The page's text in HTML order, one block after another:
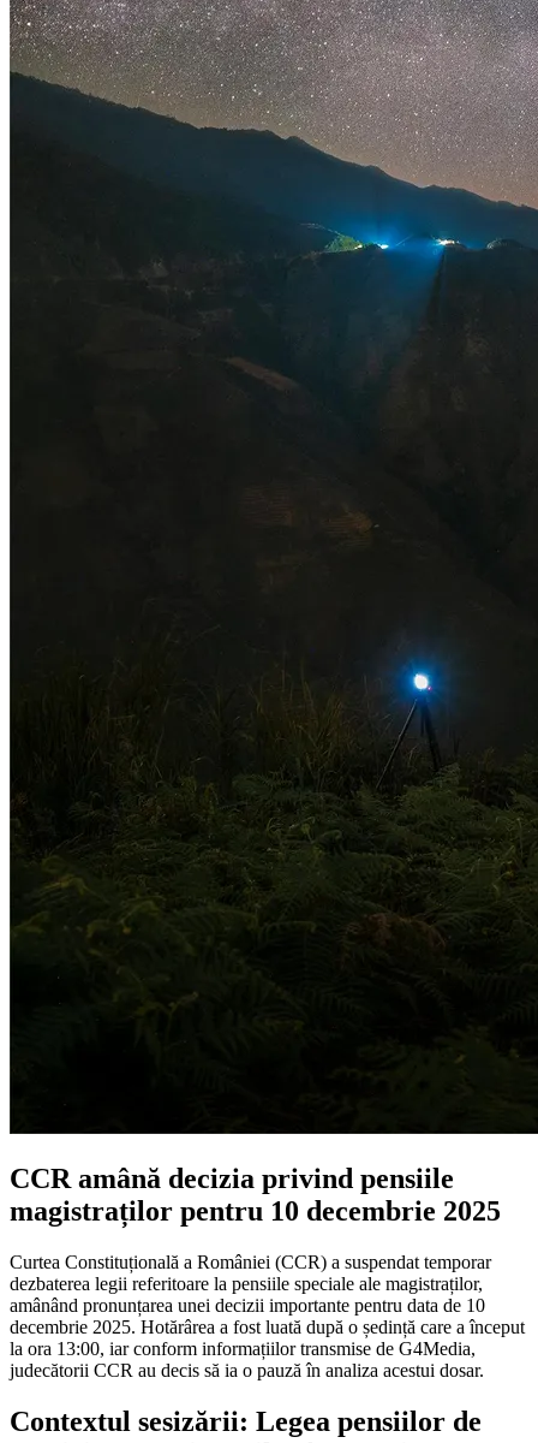
CCR amână decizia privind pensiile
magistraților pentru 10 decembrie 2025
Curtea Constituțională a României (CCR) a suspendat temporar
dezbaterea legii referitoare la pensiile speciale ale magistraților,
amânând pronunțarea unei decizii importante pentru data de 10
decembrie 2025. Hotărârea a fost luată după o ședință care a început
la ora 13:00, iar conform informațiilor transmise de G4Media,
judecătorii CCR au decis să ia o pauză în analiza acestui dosar.
Contextul sesizării: Legea pensiilor de